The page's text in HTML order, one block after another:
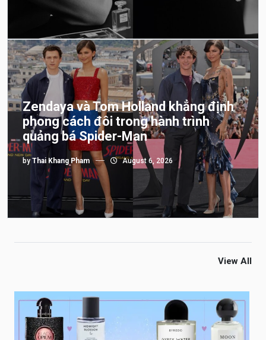
Zendaya và Tom Holland khẳng định
phong cách đôi trong hành trình
quảng bá Spider-Man
by Thai Khang Pham August 6, 2026
View All